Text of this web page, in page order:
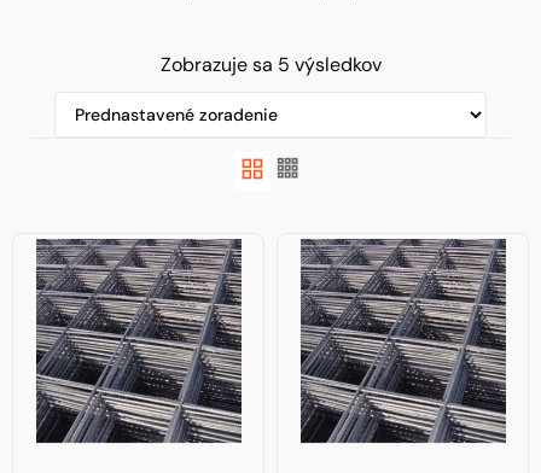
Zobrazuje sa 5 výsledkov